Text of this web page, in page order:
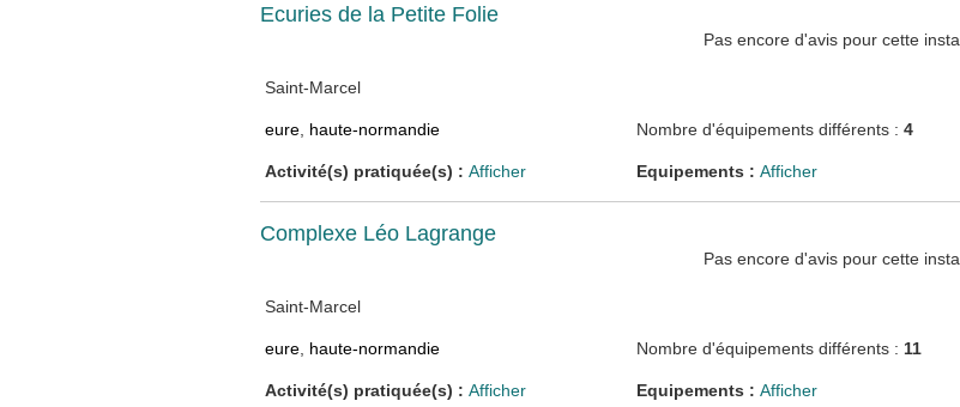
Ecuries de la Petite Folie
Pas encore d'avis pour cette
Saint-Marcel
eure, haute-normandie Nombre d'équipements différents : 4
Activité(s) pratiquée(s) : Afficher Equipements : Afficher
Complexe Léo Lagrange
Pas encore d'avis pour cette
Saint-Marcel
eure, haute-normandie Nombre d'équipements différents : 11
Activité(s) pratiquée(s) : Afficher Equipements : Afficher